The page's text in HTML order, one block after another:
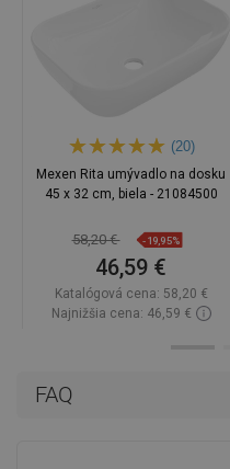
FAQ
(20)
Mexen Rita umývadlo na dosku
45 x 32 cm, biela - 21084500
58,20 € -19,95%
46,59 €
Katalógová cena: 58,20 €
Najnižšia cena: 46,59 €